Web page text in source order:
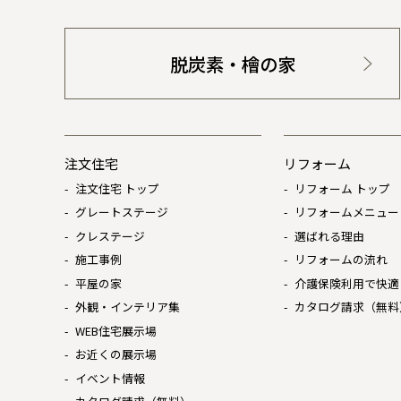
脱炭素・檜の家
注文住宅
注文住宅 トップ
グレートステージ
クレステージ
施工事例
平屋の家
外観・インテリア集
WEB住宅展示場
お近くの展示場
イベント情報
リフォーム
リフォーム トップ
リフォームメニュー
選ばれる理由
リフォームの流れ
介護保険利用で快
カタログ請求（無